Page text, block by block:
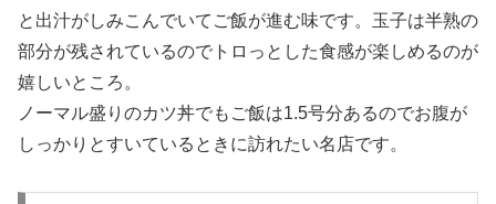
と出汁がしみこんでいてご飯が進む味です。玉子は半熟の
部分が残されているのでトロっとした食感が楽しめるのが
嬉しいところ。
ノーマル盛りのカツ丼でもご飯は1.5号分あるのでお腹が
しっかりとすいているときに訪れたい名店です。